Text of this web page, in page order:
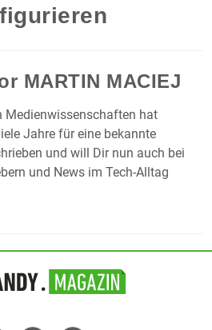
MARTIN MACIEJ
Medienwissenschaften hat
Jahre für eine bekannte
und will Dir nun auch bei
und News im Tech-Alltag